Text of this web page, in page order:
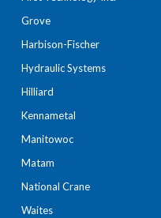
Grove
Harbison-Fischer
Hydraulic Systems
Hilliard
Kennametal
Manitowoc
Matam
National Crane
Waites